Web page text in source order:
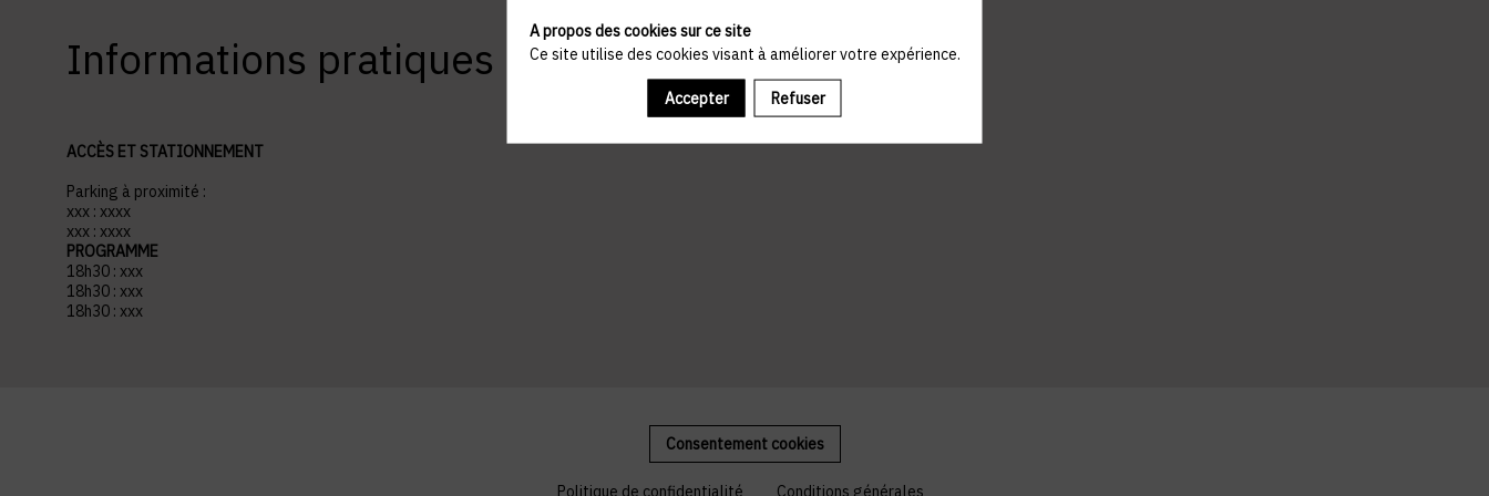
Informations pratiques
ACCÈS ET STATIONNEMENT
Parking à proximité :
xxx : xxxx
xxx : xxxx
PROGRAMME
18h30 : xxx
18h30 : xxx
18h30 : xxx
Consentement cookies
Politique de confidentialité Conditions générales
A propos des cookies sur ce site
Ce site utilise des cookies visant à améliorer votre expérience.
Accepter Refuser